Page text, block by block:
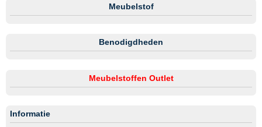
Meubelstof
Benodigdheden
Meubelstoffen Outlet
Informatie